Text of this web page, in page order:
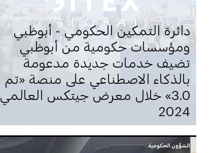
دائرة التمكين الحكومي - أبوظبي
ومؤسسات حكومية من أبوظبي
تضيف خدمات جديدة مدعومة
بالذكاء الاصطناعي على منصة «تم
3.0» خلال معرض جيتكس العالمي
2024
الشؤون الحكومية